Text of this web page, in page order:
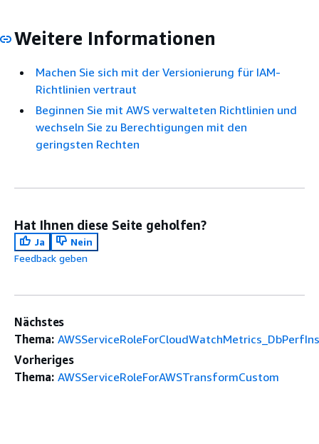
Weitere Informationen
Machen Sie sich mit der Versionierung für IAM-
Richtlinien vertraut
Beginnen Sie mit AWS verwalteten Richtlinien und
wechseln Sie zu Berechtigungen mit den
geringsten Rechten
Hat Ihnen diese Seite geholfen?
Ja
Nein
Feedback geben
Nächstes
Thema:
Vorheriges
Thema: AWSServiceRoleForAWSTransformCustom